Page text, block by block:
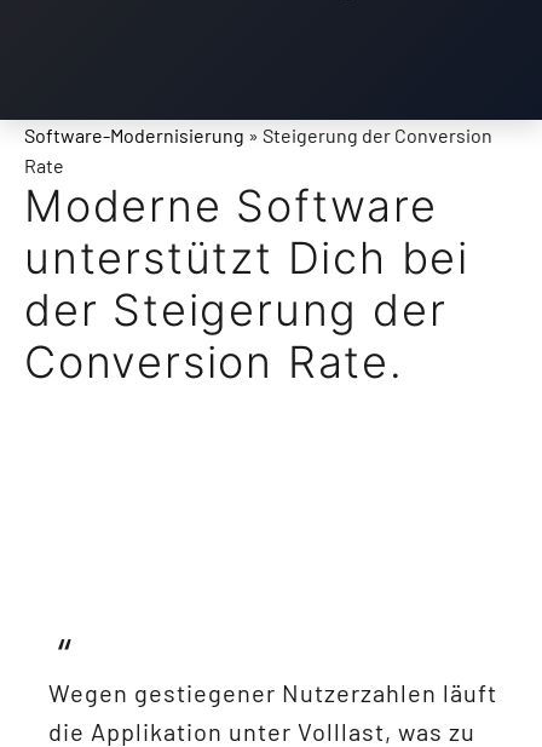
Software-Modernisierung » Steigerung der Conversion
Rate
Moderne Software
unterstützt Dich bei
der Steigerung der
Conversion Rate.
Wegen gestiegener Nutzerzahlen läuft
die Applikation unter Volllast, was zu